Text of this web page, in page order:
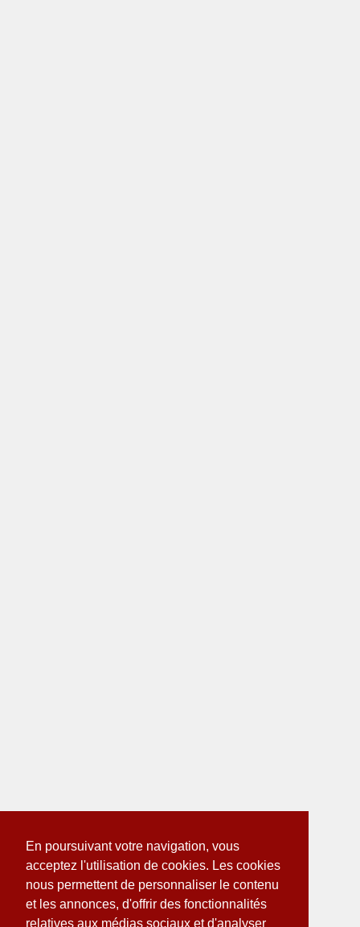
En poursuivant votre navigation, vous
acceptez l'utilisation de cookies. Les cookies
nous permettent de personnaliser le contenu
et les annonces, d'offrir des fonctionnalités
relatives aux médias sociaux et d'analyser